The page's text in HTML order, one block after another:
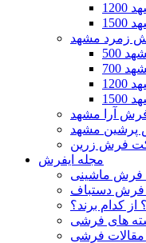
زمرد مشهد
آرا مشهد
پرشین مشهد
فرش زرین
مجله ایفرش
فرش ماشینی
فرش دستباف
کدام برند؟
های فرشی
مقالات فرشی